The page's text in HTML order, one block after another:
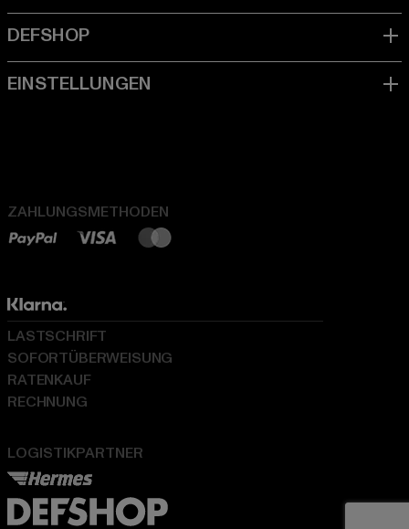
ZAHLUNGSMETHODEN
LOGISTIKPARTNER
LASTSCHRIFT
SOFORTÜBERWEISUNG
RATENKAUF
RECHNUNG